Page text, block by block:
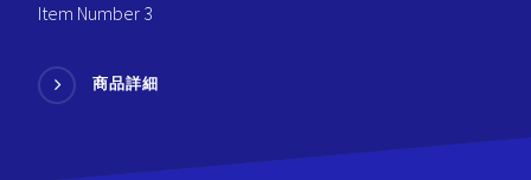
Item Number 3
商品詳細